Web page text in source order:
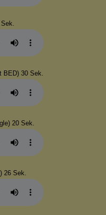
BED) 30 Sek.
20 Sek.
26 Sek.